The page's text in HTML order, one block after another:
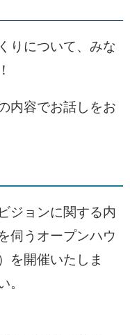
りについて、みな
内容でお話しをお
ジョンに関する内
伺うオープンハウ
を開催いたしま
。